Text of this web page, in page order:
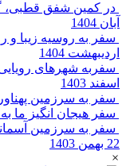
در کمین شفق قطبی،
آبان 1404
سفر به روسیه زیبا و
اردیبهشت 1404
سفربه شهرهای
اسفند 1403
سفر به سرزمین
سفر هیجان انگیز ما
سفر به سرزمین
22 بهمن 1403
×